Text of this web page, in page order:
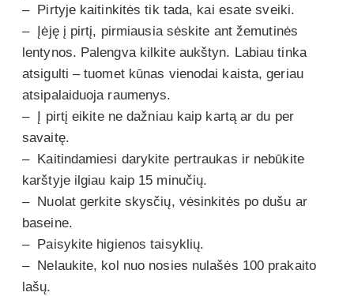
– Pirtyje kaitinkitės tik tada, kai esate sveiki.
– Įėję į pirtį, pirmiausia sėskite ant žemutinės
lentynos. Palengva kilkite aukštyn. Labiau tinka
atsigulti – tuomet kūnas vienodai kaista, geriau
atsipalaiduoja raumenys.
– Į pirtį eikite ne dažniau kaip kartą ar du per
savaitę.
– Kaitindamiesi darykite pertraukas ir nebūkite
karštyje ilgiau kaip 15 minučių.
– Nuolat gerkite skysčių, vėsinkitės po dušu ar
baseine.
– Paisykite higienos taisyklių.
– Nelaukite, kol nuo nosies nulašės 100 prakaito
lašų.